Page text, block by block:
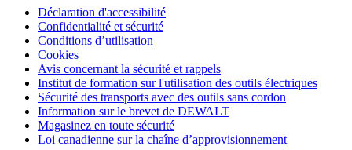
Déclaration d'accessibilité
Confidentialité et sécurité
Conditions d’utilisation
Cookies
Avis concernant la sécurité et rappels
Institut de formation sur l'utilisation des outils électriques
Sécurité des transports avec des outils sans cordon
Information sur le brevet de DEWALT
Magasinez en toute sécurité
Loi canadienne sur la chaîne d’approvisionnement